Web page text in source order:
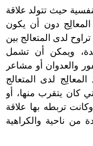
حيث تتولد علاقة
دون أن يكون
لدى المتعالج بين
ويمكن أن تشمل
والعدوان أو مشاعر
لدى المتعالج
كان يتقرب منها، أو
تربطه بها علاقة
من ناحية والكراهية